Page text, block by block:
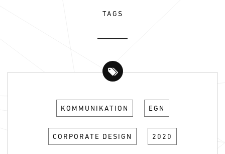
TAGS
KOMMUNIKATION EGN
CORPORATE DESIGN 2020